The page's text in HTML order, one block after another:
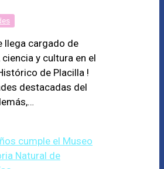
llega cargado de
y cultura en el
de Placilla !
destacadas del